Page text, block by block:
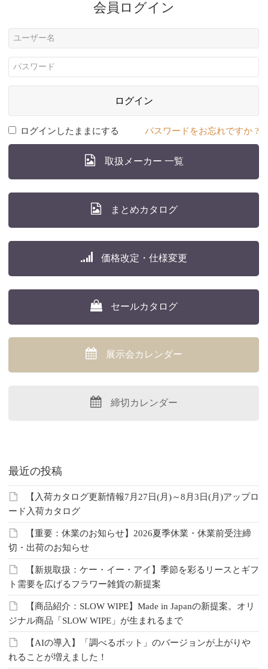
会員ログイン
ログイン
ログインしたままにする パスワードをお忘れですか ?
取扱メーカー 一覧
まとめカタログ
価格改定・仕様変更
セールカタログ
展示会カレンダー
締切カレンダー
最近の投稿
【入荷カタログ更新情報7月27日(月)～8月3日(月)アップロ
ード入荷カタログ
【重要：休業のお知らせ】2026夏季休業・休業前受注締
切・出荷のお知らせ
【新規取扱：ケー・イー・アイ】季節を彩るリースとギフ
ト需要を広げるフラワー雑貨の新提案
【商品紹介：SLOW WIPE】Made in Japanの新提案。オリ
ジナル商品「SLOW WIPE」が生まれるまで
【AIの導入】「調べるボット」のバージョンが上がりや
れることが増えました！